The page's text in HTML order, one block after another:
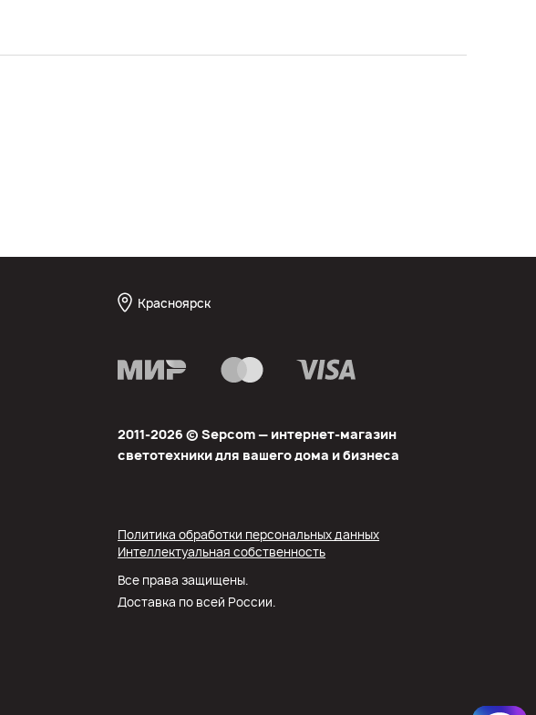
Красноярск
2011-2026 © Sеpcom — интернет-магазин
светотехники для вашего дома и бизнеса
Политика обработки персональных данных
Интеллектуальная собственность
Все права защищены.
Доставка по всей России.